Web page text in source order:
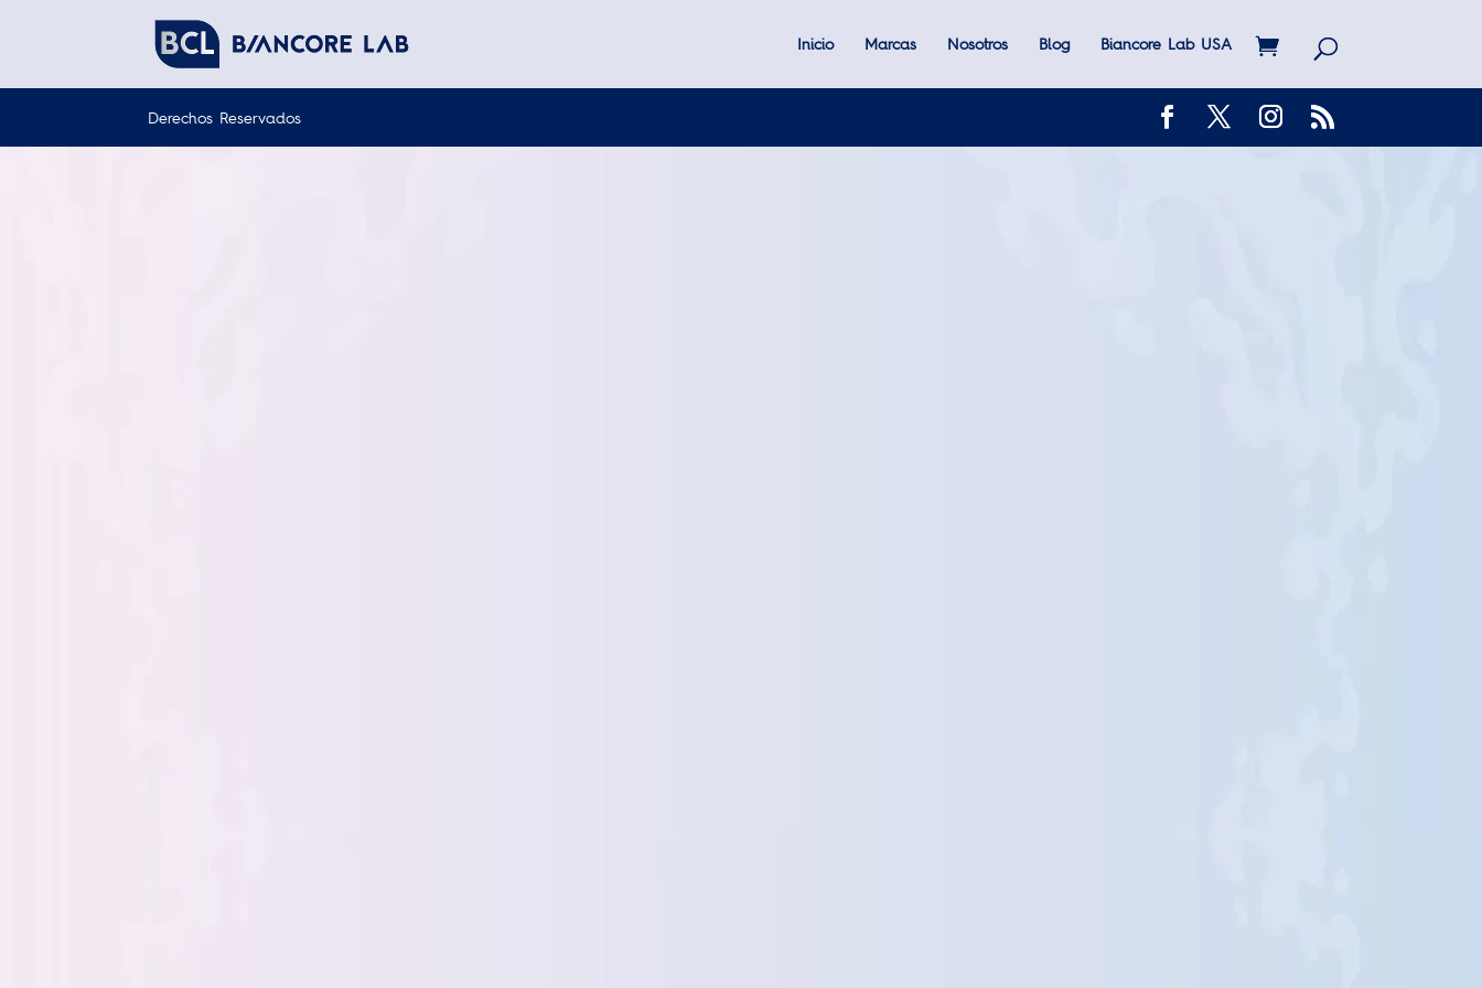
Inicio Marcas Nosotros Blog Biancore Lab USA
Derechos Reservados